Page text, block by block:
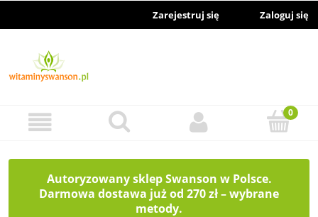
Zarejestruj się Zaloguj się
Autoryzowany sklep Swanson w Polsce.
Darmowa dostawa już od 270 zł – wybrane
metody.